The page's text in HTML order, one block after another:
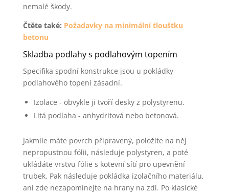
nemalé škody.
Čtěte také: Požadavky na minimální tloušťku
betonu
Skladba podlahy s podlahovým topením
Specifika spodní konstrukce jsou u pokládky
podlahového topení zásadní.
Izolace - obvykle ji tvoří desky z polystyrenu.
Litá podlaha - anhydritová nebo betonová.
Jakmile máte povrch připravený, položíte na něj
nepropustnou fólii, následuje polystyren, a poté
ukládáte vrstvu fólie s kotevní sítí pro upevnění
trubek. Pak následuje pokládka izolačního materiálu,
ani zde nezapomínejte na hrany na zdi. Po klasické